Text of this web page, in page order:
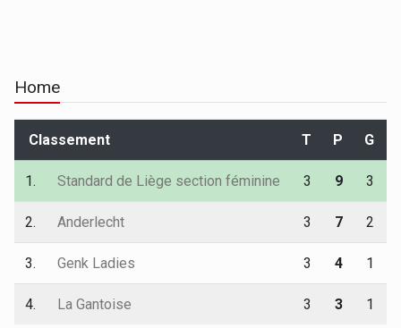
Home
Classement T P G
1. Standard de Liège section féminine 3 9 3
2. Anderlecht 3 7 2
3. Genk Ladies 3 4 1
4. La Gantoise 3 3 1